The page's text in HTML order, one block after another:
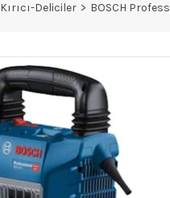
Kırıcı-Deliciler BOSCH